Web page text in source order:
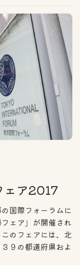
ア2017
国際フォーラムに
ェア」が開催され
のフェアには、北
９の都道府県およ